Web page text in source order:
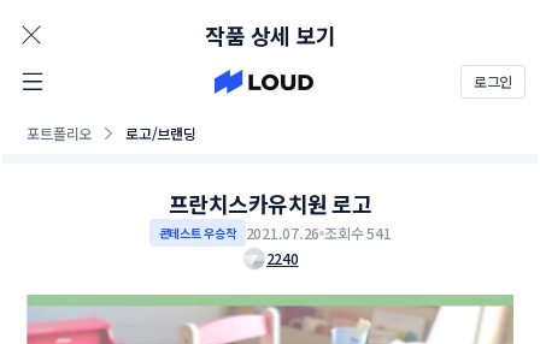
로그인
포트폴리오 로고/브랜딩
작품 상세 보기
프란치스카유치원 로고
콘테스트 우승작 2021.07.26 조회수 541
2240